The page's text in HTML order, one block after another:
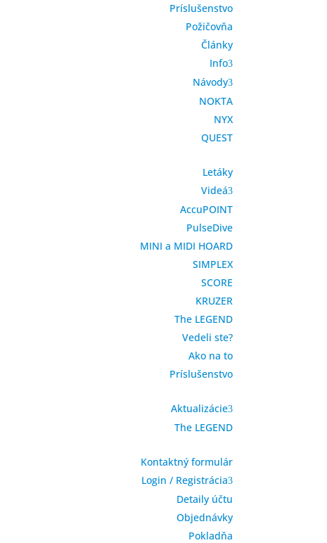
Príslušenstvo
Požičovňa
Články
Info
Návody
NOKTA
NYX
QUEST
Letáky
Videá
AccuPOINT
PulseDive
MINI a MIDI HOARD
SIMPLEX
SCORE
KRUZER
The LEGEND
Vedeli ste?
Ako na to
Príslušenstvo
Aktualizácie
The LEGEND
Kontaktný formulár
Login / Registrácia
Detaily účtu
Objednávky
Pokladňa